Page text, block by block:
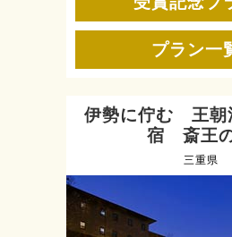
プラン一
伊勢に佇む 王朝
宿 斎王
三重県